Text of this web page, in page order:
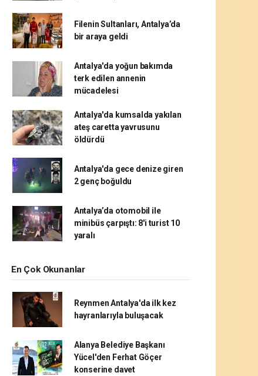
Filenin Sultanları, Antalya’da
bir araya geldi
Antalya'da yoğun bakımda
terk edilen annenin
mücadelesi
Antalya'da kumsalda yakılan
ateş caretta yavrusunu
öldürdü
Antalya'da gece denize giren
2 genç boğuldu
Antalya’da otomobil ile
minibüs çarpıştı: 8'i turist 10
yaralı
En Çok Okunanlar
Reynmen Antalya'da ilk kez
hayranlarıyla buluşacak
Alanya Belediye Başkanı
Yücel'den Ferhat Göçer
konserine davet